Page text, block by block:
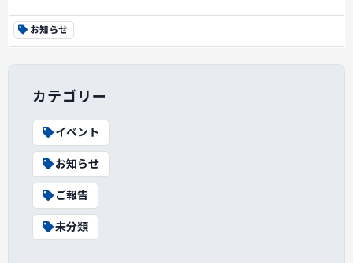
お知らせ
カテゴリー
イベント
お知らせ
ご報告
未分類